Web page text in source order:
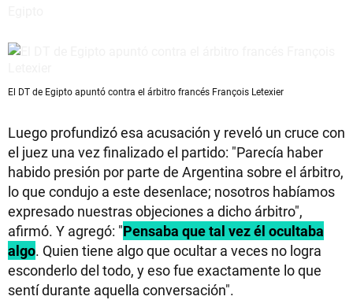
El DT de Egipto apuntó contra el árbitro francés François Letexier
Luego profundizó esa acusación y reveló un cruce con
el juez una vez finalizado el partido: "Parecía haber
habido presión por parte de Argentina sobre el árbitro,
lo que condujo a este desenlace; nosotros habíamos
expresado nuestras objeciones a dicho árbitro",
afirmó. Y agregó: "Pensaba que tal vez él ocultaba
algo. Quien tiene algo que ocultar a veces no logra
esconderlo del todo, y eso fue exactamente lo que
sentí durante aquella conversación".